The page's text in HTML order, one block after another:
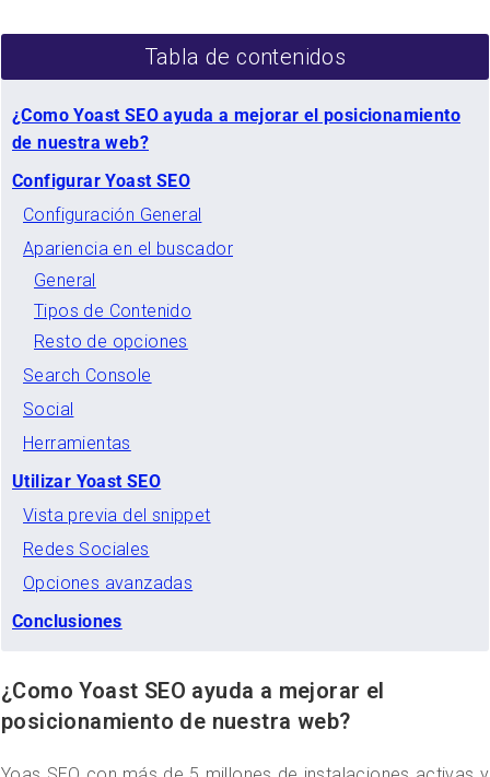
Tabla de contenidos
¿Como Yoast SEO ayuda a mejorar el posicionamiento
de nuestra web?
Configurar Yoast SEO
Configuración General
Apariencia en el buscador
General
Tipos de Contenido
Resto de opciones
Search Console
Social
Herramientas
Utilizar Yoast SEO
Vista previa del snippet
Redes Sociales
Opciones avanzadas
Conclusiones
¿Como Yoast SEO ayuda a mejorar el
posicionamiento de nuestra web?